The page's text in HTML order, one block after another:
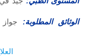
الوثائق المطلوبة: